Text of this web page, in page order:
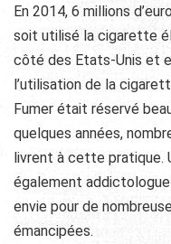
En 2014, 6 millions
soit utilisé la cigarette
côté des Etats-Unis et
l’utilisation de la
Fumer était réservé
quelques années,
livrent à cette pratique.
également
envie pour de
émancipées.